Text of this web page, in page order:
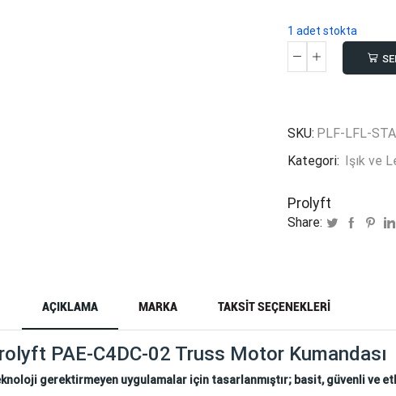
1 adet stokta
Prolyft
adet
SKU: PLF-LFL-
Kategori: Işık ve
Prolyft
Share:
AÇIKLAMA MARKA TAKSIT SEÇENEKLERI
PAE-C4DC-02 Truss Motor Kumandası
gerektirmeyen uygulamalar için tasarlanmıştır; basit, güvenli ve